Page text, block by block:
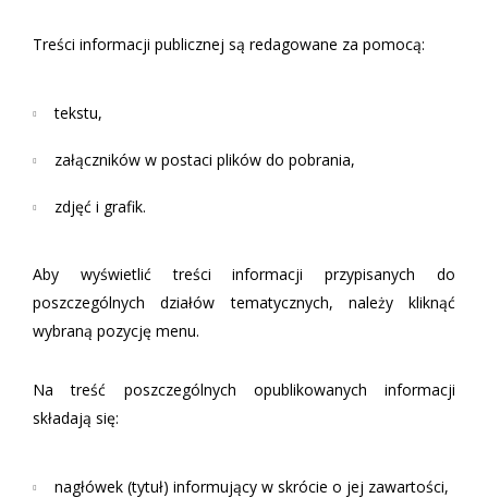
Treści informacji publicznej są redagowane za pomocą:
tekstu,
załączników w postaci plików do pobrania,
zdjęć i grafik.
Aby wyświetlić treści informacji przypisanych do
poszczególnych działów tematycznych, należy kliknąć
wybraną pozycję menu.
Na treść poszczególnych opublikowanych informacji
składają się:
nagłówek (tytuł) informujący w skrócie o jej zawartości,